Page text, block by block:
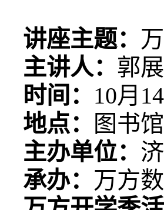
讲座主题：
主讲人： 郭展
时间： 10月 14
地点：
图书
主办单位：
承办： 万方